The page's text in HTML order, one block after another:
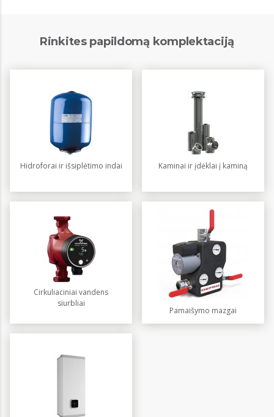
Rinkites papildomą komplektaciją
Hidroforai ir išsiplėtimo indai Kaminai ir įdėklai į kaminą
Cirkuliaciniai vandens
siurbliai
Pamaišymo mazgai